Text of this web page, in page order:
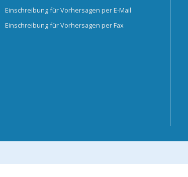
Einschreibung für Vorhersagen per E-Mail
Einschreibung für Vorhersagen per Fax